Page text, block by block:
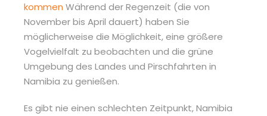
kommen Während der Regenzeit (die von
November bis April dauert) haben Sie
möglicherweise die Möglichkeit, eine größere
Vogelvielfalt zu beobachten und die grüne
Umgebung des Landes und Pirschfahrten in
Namibia zu genießen.
Es gibt nie einen schlechten Zeitpunkt, Namibia